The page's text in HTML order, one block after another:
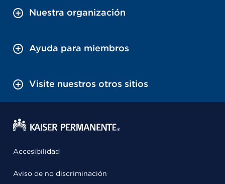
Nuestra organización
Ayuda para miembros
Visite nuestros otros sitios
Accesibilidad
Aviso de no discriminación